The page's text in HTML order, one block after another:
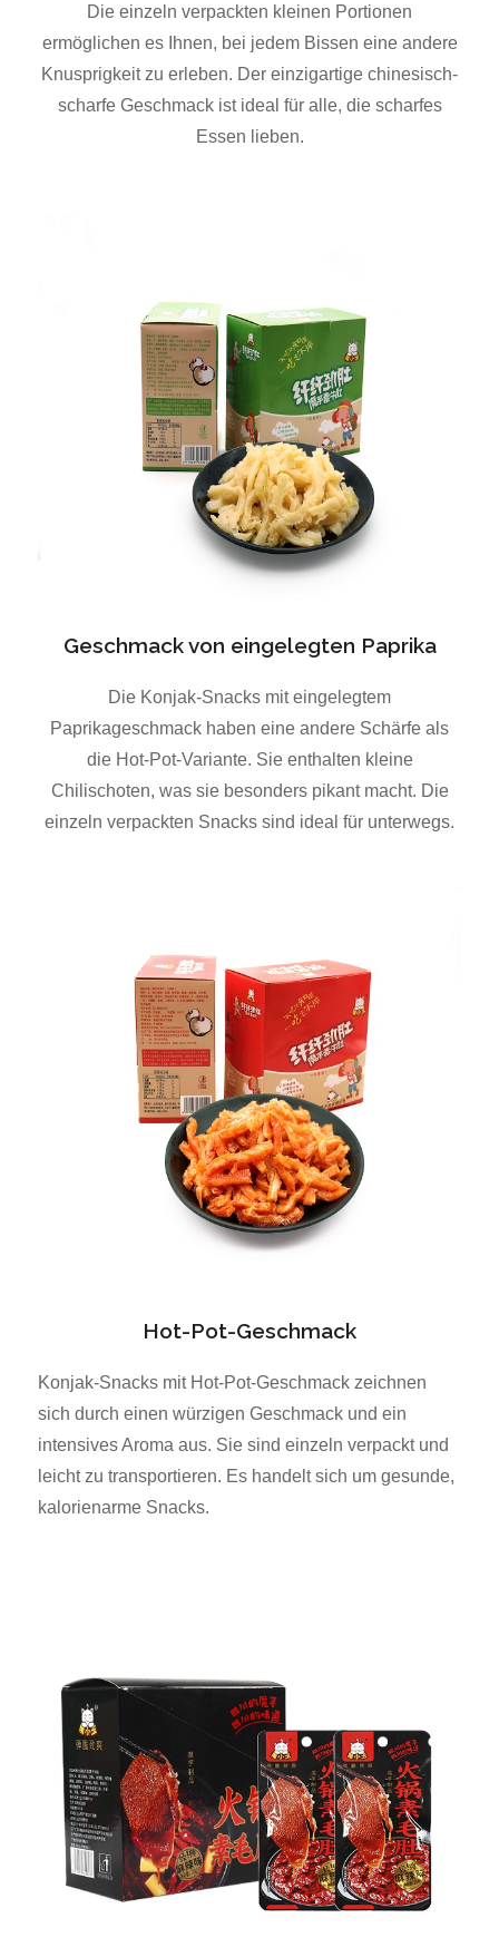
Die einzeln verpackten kleinen Portionen
ermöglichen es Ihnen, bei jedem Bissen eine andere
Knusprigkeit zu erleben. Der einzigartige chinesisch-
scharfe Geschmack ist ideal für alle, die scharfes
Essen lieben.
Geschmack von eingelegten Paprika
Die Konjak-Snacks mit eingelegtem
Paprikageschmack haben eine andere Schärfe als
die Hot-Pot-Variante. Sie enthalten kleine
Chilischoten, was sie besonders pikant macht. Die
einzeln verpackten Snacks sind ideal für unterwegs.
Hot-Pot-Geschmack
Konjak-Snacks mit Hot-Pot-Geschmack zeichnen
sich durch einen würzigen Geschmack und ein
intensives Aroma aus. Sie sind einzeln verpackt und
leicht zu transportieren. Es handelt sich um gesunde,
kalorienarme Snacks.